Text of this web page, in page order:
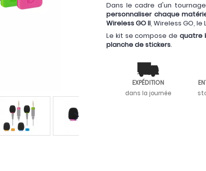
Dans le cadre d'un
personnaliser chaque
Wireless GO II, Wireless GO, le
Le kit se compose de quatre
planche de stickers.
EXPÉDITION
dans la journée